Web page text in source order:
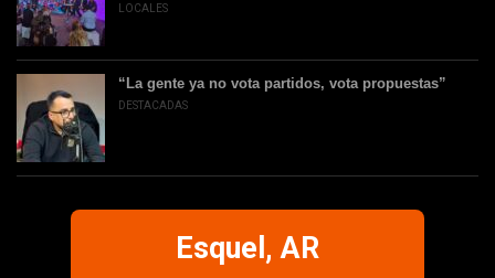
LOCALES
“La gente ya no vota partidos, vota propuestas”
DESTACADAS
Esquel, AR